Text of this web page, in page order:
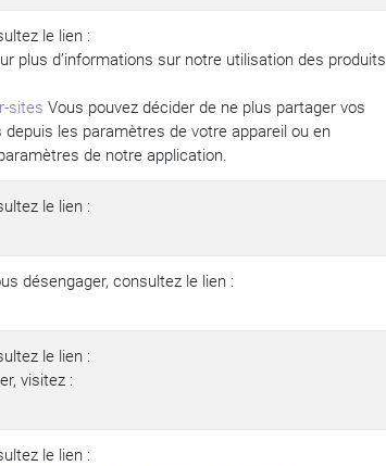
le lien :
plus d’informations sur notre utilisation des produits
sites Vous pouvez décider de ne plus partager vos
les paramètres de votre appareil ou en
de notre application.
le lien :
désengager, consultez le lien :
le lien :
visitez :
le lien :